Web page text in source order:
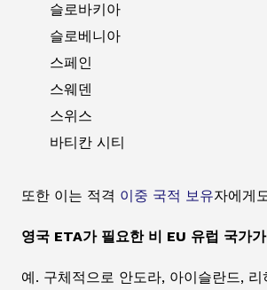
슬로바키아
슬로베니아
스페인
스웨덴
스위스
바티칸 시티
또한 이는 적격 이중 국적 보유자에게
영국 ETA가 필요한 비 EU 유럽 국가
예. 구체적으로 안도라, 아이슬란드,